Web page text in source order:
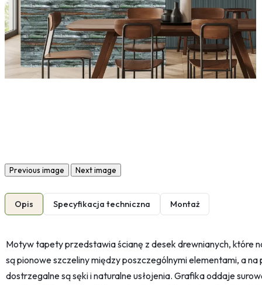
Previous image Next image
Opis Specyfikacja techniczna Montaż
Motyw tapety przedstawia ścianę z desek drewnianych, które
są pionowe szczeliny między poszczególnymi elementami, a
dostrzegalne są sęki i naturalne usłojenia. Grafika oddaje